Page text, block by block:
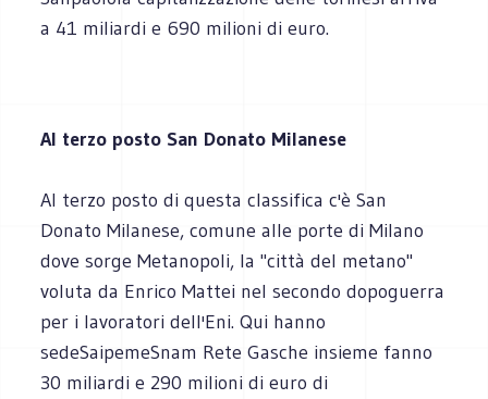
a 41 miliardi e 690 milioni di euro.
Al terzo posto San Donato Milanese
Al terzo posto di questa classifica c'è San
Donato Milanese, comune alle porte di Milano
dove sorge Metanopoli, la "città del metano"
voluta da Enrico Mattei nel secondo dopoguerra
per i lavoratori dell'Eni. Qui hanno
sedeSaipemeSnam Rete Gasche insieme fanno
30 miliardi e 290 milioni di euro di